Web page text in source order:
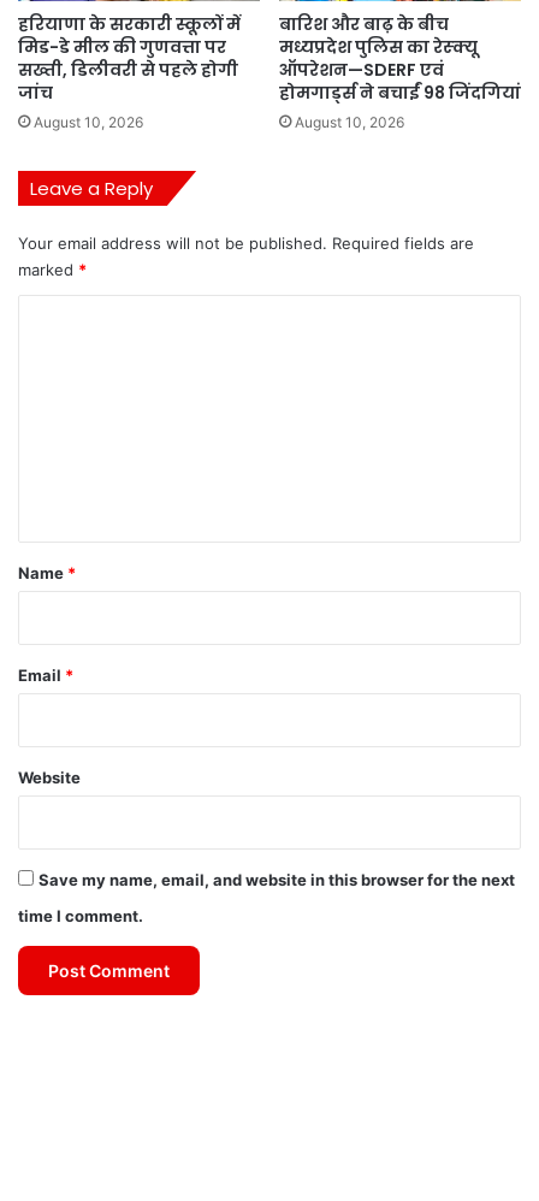
हरियाणा के सरकारी स्कूलों में
मिड-डे मील की गुणवत्ता पर
सख्ती, डिलीवरी से पहले होगी
जांच
August 10, 2026
बारिश और बाढ़ के बीच
मध्यप्रदेश पुलिस का रेस्क्यू
ऑपरेशन—SDERF एवं
होमगार्ड्स ने बचाईं 98 जिंदगियां
August 10, 2026
Leave a Reply
Your email address will not be published. Required fields are
marked *
*
Name *
Email *
Website
Save my name, email, and website in this browser for the next
time I comment.